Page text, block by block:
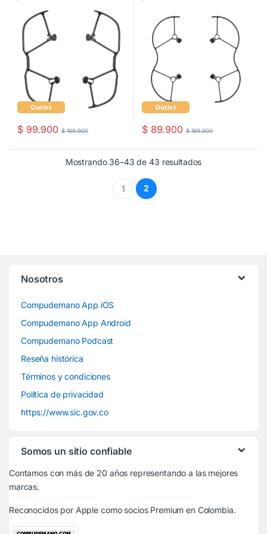
Outlet
$99.900 $199.900
Outlet
$89.900 $189.900
Mostrando 36–43 de 43 resultados
1 2
Nosotros
Compudemano App iOS
Compudemano App Android
Compudemano Podcast
Reseña histórica
Términos y condiciones
Política de privacidad
https://www.sic.gov.co
Somos un sitio confiable
Contamos con más de 20 años representando a las mejores
marcas.
Reconocidos por Apple como socios Premium en Colombia.